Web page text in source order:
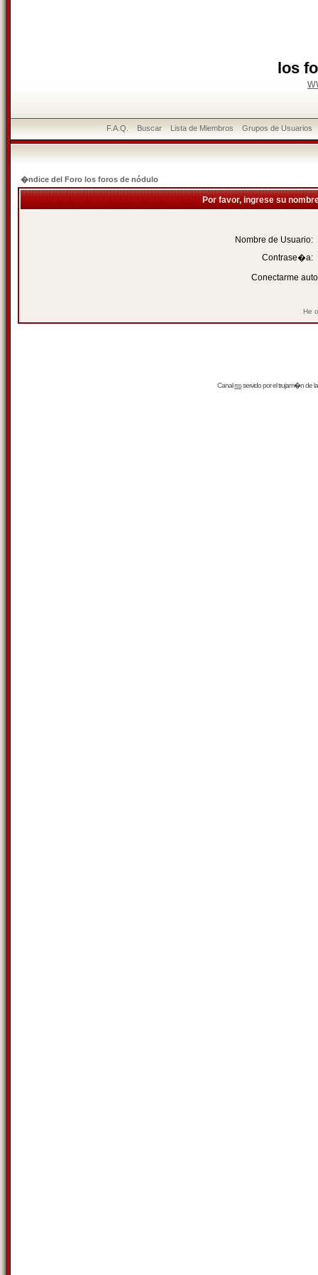
los
F.A.Q. Buscar Lista de Miembros Grupos de Usuarios
�ndice del Foro los foros de nódulo
Por favor, ingrese su
Nombre de Usuario:
Contrase�a:
Conectarme
He
Canalrssservido por eltrujam�nde